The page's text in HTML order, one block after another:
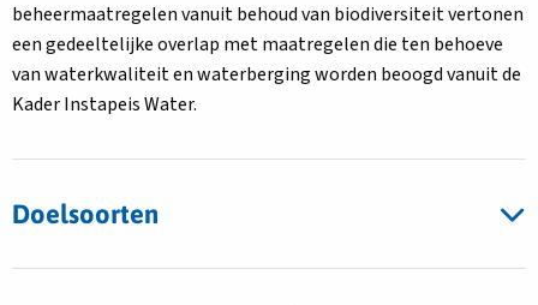
beheermaatregelen vanuit behoud van biodiversiteit vertonen
een gedeeltelijke overlap met maatregelen die ten behoeve
van waterkwaliteit en waterberging worden beoogd vanuit de
Kader Instapeis Water.
Doelsoorten